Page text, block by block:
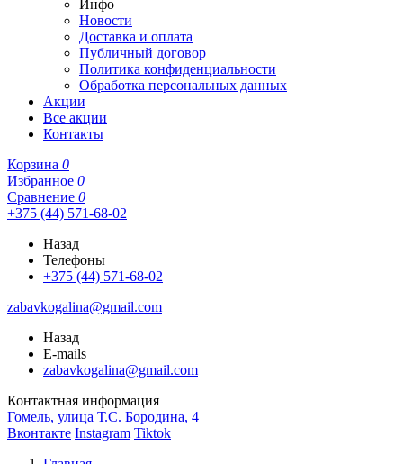
Инфо
Новости
Доставка и оплата
Публичный договор
Политика конфиденциальности
Обработка персональных данных
Акции
Все акции
Контакты
Корзина 0
Избранное 0
Сравнение 0
+375 (44) 571-68-02
Назад
Телефоны
+375 (44) 571-68-02
zabavkogalina@gmail.com
Назад
E-mails
zabavkogalina@gmail.com
Контактная информация
Гомель, улица Т.С. Бородина, 4
Вконтакте Instagram Tiktok